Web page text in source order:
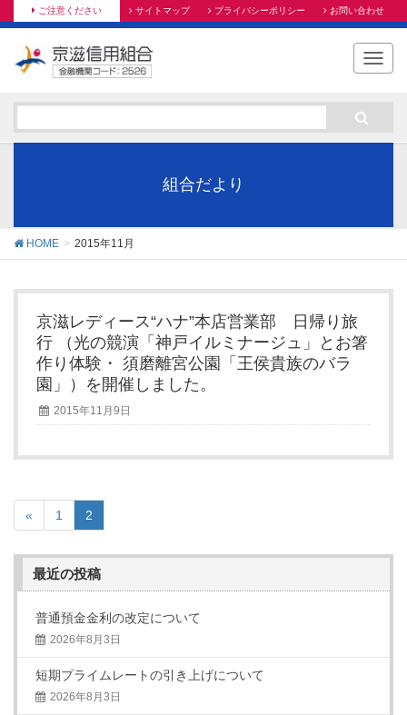
ご注意ください サイトマップ プライバシーポリシー お問い合わせ
T
l
g
組合だより
HOME 2015年11月
京滋レディース“ハナ”本店営業部 日帰り旅
行 （光の競演「神戸イルミナージュ」とお箸
作り体験・ 須磨離宮公園「王侯貴族のバラ
園」）を開催しました。
2015年11月9日
« 1 2
最近の投稿
普通預金金利の改定について
2026年8月3日
短期プライムレートの引き上げについて
2026年8月3日